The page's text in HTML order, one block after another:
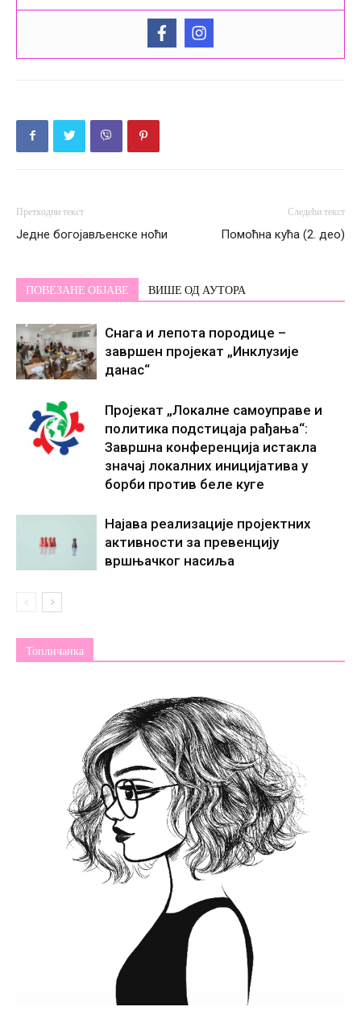
Претходни текст
Једне богојављенске ноћи
Следећи текст
Помоћна кућа (2. део)
ПОВЕЗАНЕ ОБЈАВЕ ВИШЕ ОД АУТОРА
Снага и лепота породице –
завршен пројекат „Инклузије
данас“
Пројекат „Локалне самоуправе и
политика подстицаја рађања“:
Завршна конференција истакла
значај локалних иницијатива у
борби против беле куге
Најава реализације пројектних
активности за превенцију
вршњачког насиља
Топличанка